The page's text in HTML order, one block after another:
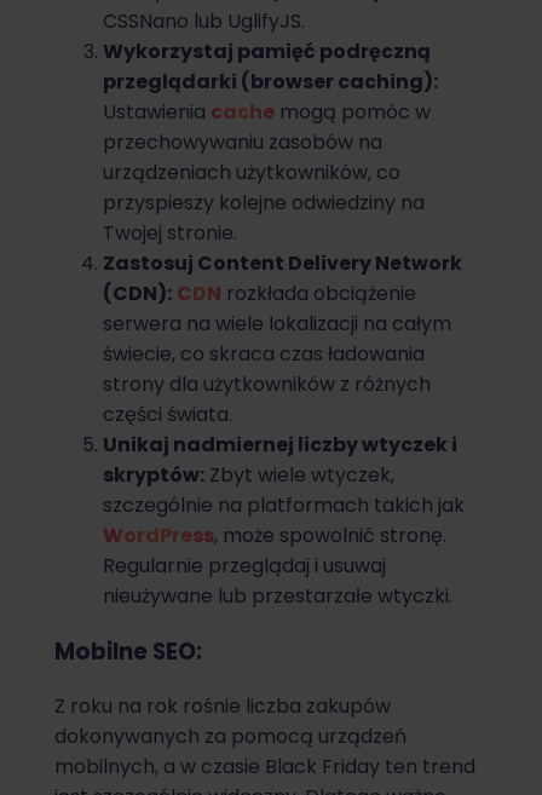
CSSNano lub UglifyJS.
Wykorzystaj pamięć podręczną
przeglądarki (browser caching):
Ustawienia cache mogą pomóc w
przechowywaniu zasobów na
urządzeniach użytkowników, co
przyspieszy kolejne odwiedziny na
Twojej stronie.
Zastosuj Content Delivery Network
(CDN): CDN rozkłada obciążenie
serwera na wiele lokalizacji na całym
świecie, co skraca czas ładowania
strony dla użytkowników z różnych
części świata.
Unikaj nadmiernej liczby wtyczek i
skryptów: Zbyt wiele wtyczek,
szczególnie na platformach takich jak
WordPress, może spowolnić stronę.
Regularnie przeglądaj i usuwaj
nieużywane lub przestarzałe wtyczki.
Mobilne SEO:
Z roku na rok rośnie liczba zakupów
dokonywanych za pomocą urządzeń
mobilnych, a w czasie Black Friday ten trend